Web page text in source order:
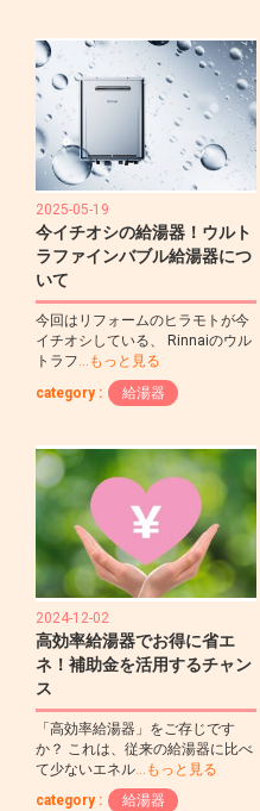
2025-05-19
今イチオシの給湯器！ウルト
ラファインバブル給湯器につ
いて
今回はリフォームのヒラモトが今
イチオシしている、 Rinnaiのウル
トラフ…もっと見る
category :
給湯器
2024-12-02
高効率給湯器でお得に省エ
ネ！補助金を活用するチャン
ス
「高効率給湯器」をご存じです
か？ これは、従来の給湯器に比べ
て少ないエネル …もっと見る
category :
給湯器